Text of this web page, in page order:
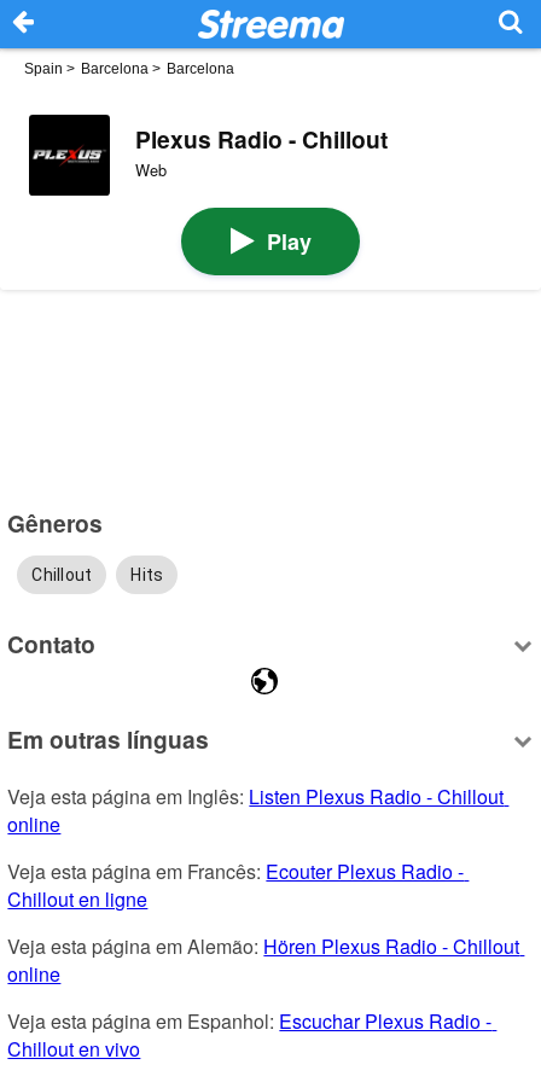
Spain > Barcelona > Barcelona
Plexus Radio - Chillout
Web
Play
Gêneros
Chillout Hits
Contato
Em outras línguas
Veja esta página em Inglês: Listen Plexus Radio - Chillout
online
Veja esta página em Francês: Ecouter Plexus Radio -
Chillout en ligne
Veja esta página em Alemão: Hören Plexus Radio - Chillout
online
Veja esta página em Espanhol: Escuchar Plexus Radio -
Chillout en vivo